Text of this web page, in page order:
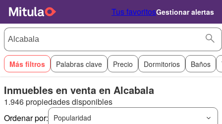
Tus favoritosGestionar alertas
Más filtros Palabras clave Precio Dormitorios Baños
Inmuebles en venta en Alcabala
1.946 propiedades disponibles
Ordenar por:
Popularidad